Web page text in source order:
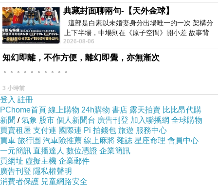
咖啡色猴爸
爸，濃郁的可
可豆色!!
典藏封面聊兩句-【天外金球】
這部是白素以未婚妻身分出場唯一的一次 架構分
上下半場，中場則在《原子空間》開小差 故事背
景影射西藏境外流亡 地下組織
2026-08-06
知幻即離，不作方便，離幻即覺，亦無漸次
。。。。。。。。。。
3 小時前
登入 註冊
PChome首頁 線上購物 24h購物 書店 露天拍賣 比比昂代購
新聞 /氣象 股市 個人新聞台 廣告刊登 加入聯播網 全球購物
買賣租屋 支付連 國際連 Pi 拍錢包 旅遊 服務中心
買車 旅行團 汽車險推薦 線上麻將 雜誌 星座命理 會員中心
一元簡訊 直播達人 數位憑證 企業簡訊
買網址 虛擬主機 企業郵件
廣告刊登 隱私權聲明
消費者保護 兒童網路安全